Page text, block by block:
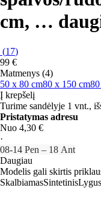
cm, …
(17)
99 €
Matmenys (4)
50 x 80 cm80 x 150 cm
Į krepšelį
Turime sandėlyje 1 vnt.,
Pristatymas adresu
Nuo 4,30 €
·
08‑14 Pen – 18 Ant
Daugiau
Modelis gali skirtis
SkalbiamasSintetinisLygus